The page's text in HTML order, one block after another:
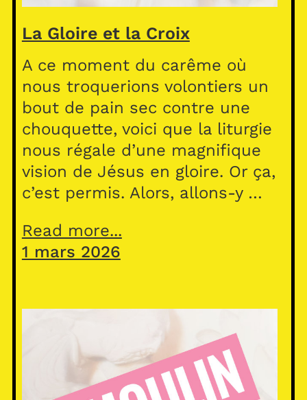
La Gloire et la Croix
A ce moment du carême où
nous troquerions volontiers un
bout de pain sec contre une
chouquette, voici que la liturgie
nous régale d’une magnifique
vision de Jésus en gloire. Or ça,
c’est permis. Alors, allons-y …
Read more...
1 mars 2026